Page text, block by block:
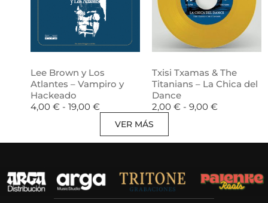
Lee Brown y Los
Atlantes – Vampiro y
Hackeado
4,00 € - 19,00 €
Txisi Txamas & The
Titanians – La Chica del
Dance
2,00 € - 9,00 €
VER MÁS